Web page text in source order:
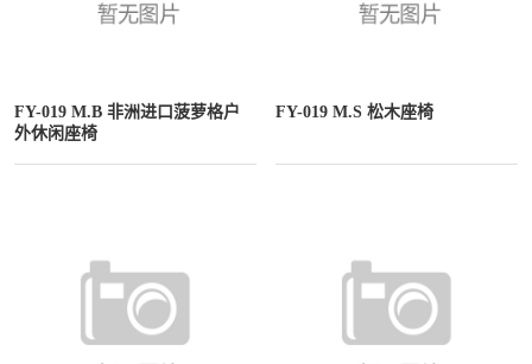
FY-019 M.B 非洲进口菠萝格户
外休闲座椅
FY-019 M.S 松木座椅